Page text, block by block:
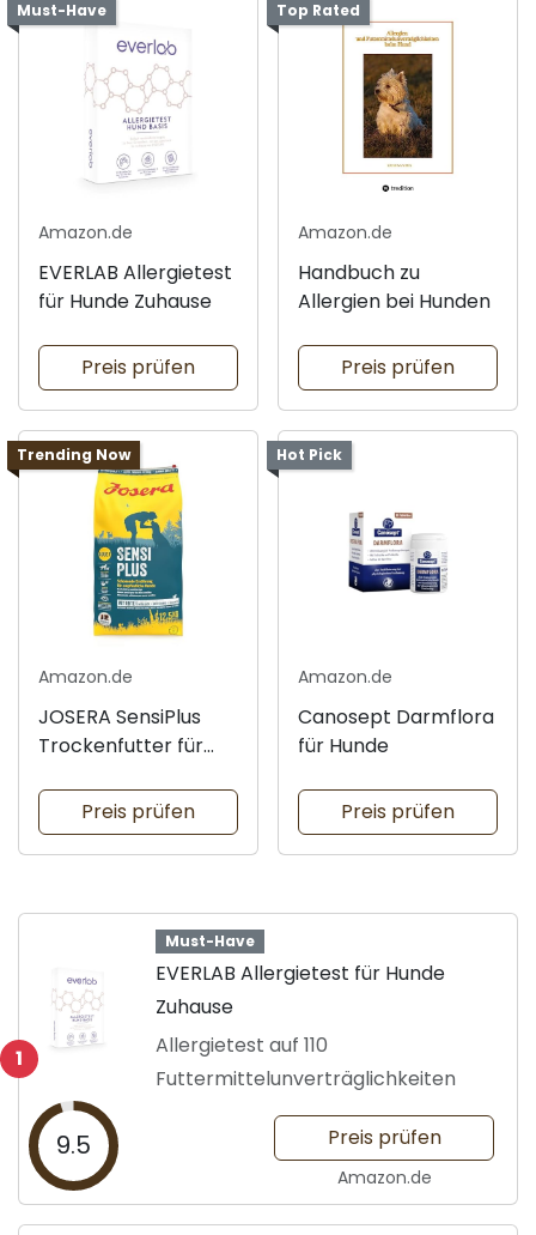
Must-Have
Amazon.de
EVERLAB Allergietest
für Hunde Zuhause
Preis prüfen
Top Rated
Amazon.de
Handbuch zu
Allergien bei Hunden
Preis prüfen
Trending Now
Amazon.de
JOSERA SensiPlus
Trockenfutter für
Preis prüfen
Hot Pick
Amazon.de
Canosept Darmflora
für Hunde
Preis prüfen
1
Must-Have
EVERLAB Allergietest für Hunde
Zuhause
Allergietest auf 110
Futtermittelunverträglichkeiten
9.5 Preis prüfen
Amazon.de